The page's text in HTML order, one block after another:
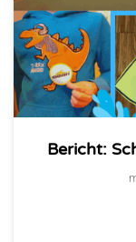
Bericht: